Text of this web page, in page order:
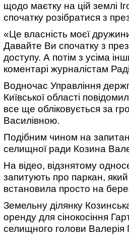
щодо маєтку на цій землі
спочатку розібратися з
«Це власність моєї
Давайте Ви спочатку з
доступу. А потім з усіма
коментарі журналістам
Водночас Управління
Київської області
все ще обліковується за
Василівною.
Подібним чином на
селищної ради Козина
На відео, відзнятому
запитують про паркан,
встановила просто на
Земельну ділянку
оренду для сінокосіння
селищного голови Валерія